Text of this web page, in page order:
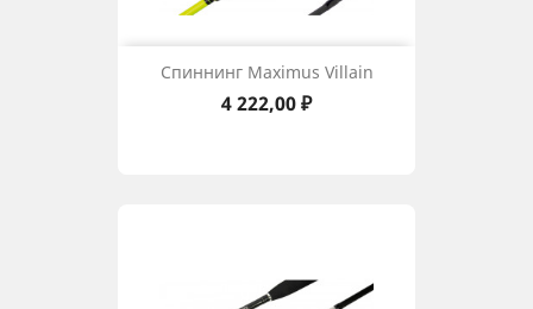
Спиннинг Maximus Villain
Цена
4 222,00 ₽